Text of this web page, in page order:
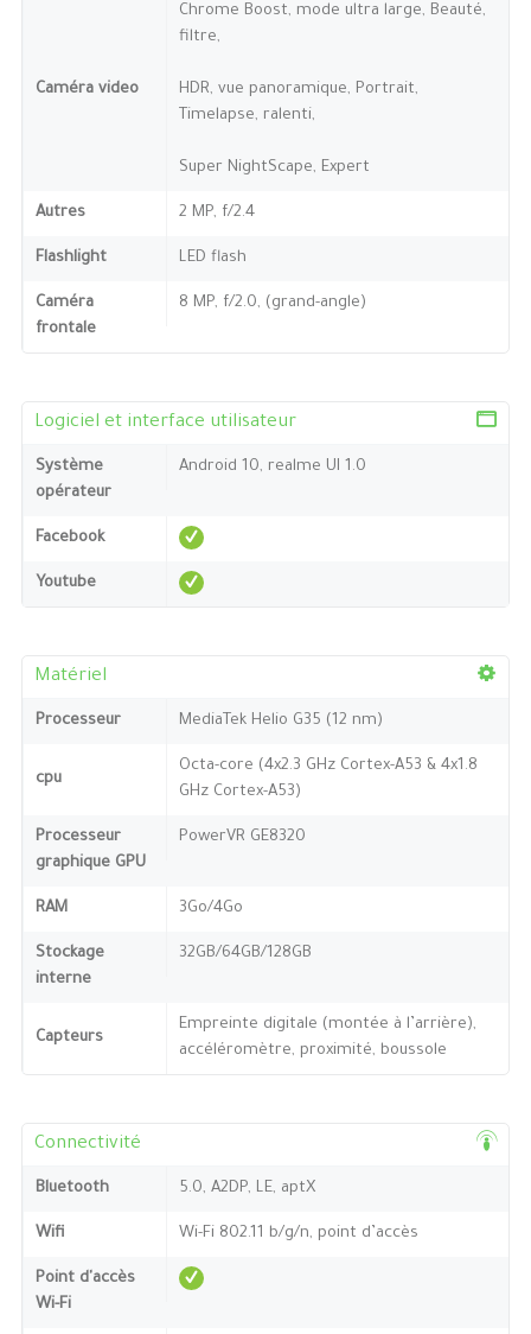
Caméra video
Chrome Boost, mode ultra large, Beauté,
filtre,
HDR, vue panoramique, Portrait,
Timelapse, ralenti,
Super NightScape, Expert
Autres 2 MP, f/2.4
Flashlight LED flash
Caméra
frontale
8 MP, f/2.0, (grand-angle)
Logiciel et interface utilisateur
Système
opérateur
Android 10, realme UI 1.0
Facebook
Youtube
Matériel
Processeur MediaTek Helio G35 (12 nm)
cpu
Octa-core (4x2.3 GHz Cortex-A53 & 4x1.8
GHz Cortex-A53)
Processeur
graphique GPU
PowerVR GE8320
RAM 3Go/4Go
Stockage
interne
32GB/64GB/128GB
Capteurs
Empreinte digitale (montée à l’arrière),
accéléromètre, proximité, boussole
Connectivité
Bluetooth 5.0, A2DP, LE, aptX
Wifi Wi-Fi 802.11 b/g/n, point d’accès
Point d'accès
Wi-Fi